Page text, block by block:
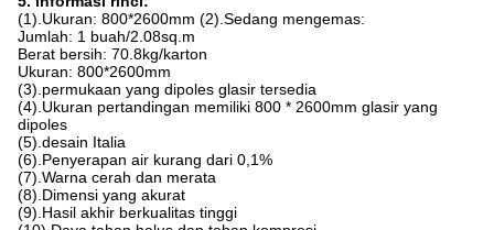
(1).Ukuran: 800*2600mm (2).Sedang mengemas:
Jumlah: 1 buah/2.08sq.m
Berat bersih: 70.8kg/karton
Ukuran: 800*2600mm
(3).permukaan yang dipoles glasir tersedia
(4).Ukuran pertandingan memiliki 800 * 2600mm glasir yang
dipoles
(5).desain Italia
(6).Penyerapan air kurang dari 0,1%
(7).Warna cerah dan merata
(8).Dimensi yang akurat
(9).Hasil akhir berkualitas tinggi